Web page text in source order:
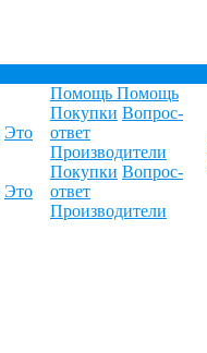
Это
Это
Помощь Помощь
Покупки Вопрос-
ответ
Производители
Покупки Вопрос-
ответ
Производители